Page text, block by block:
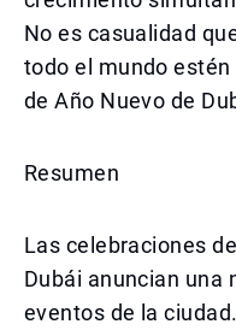
No es casualidad
todo el mundo
de Año Nuevo de
Resumen
Las celebraciones
Dubái anuncian una
eventos de la